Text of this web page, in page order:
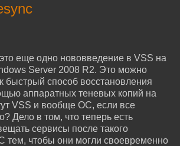
еще одно нововведение в VSS на
Server 2008 R2. Это можно
быстрый способ восстановления
аппаратных теневых копий на
VSS и вообще ОС, если все
Дело в том, что теперь есть
сервисы после такого
тем, чтобы они могли своевременно